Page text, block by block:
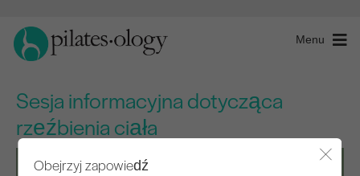
Menu
Sesja informacyjna dotycząca
rzeźbienia ciała
Obejrzyj zapowiedź